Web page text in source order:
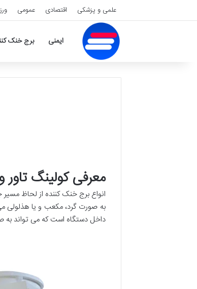
علمی و پزشکی اقتصادی عمومی
ایمنی برج خنک
معرفی کولینگ تاور
انواع برج خنک کننده از لحاظ
به صورت گرد، مکعب و یا هذلولی
داخل دستگاه است که می تواند به